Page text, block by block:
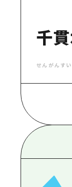
千
せんがんすい